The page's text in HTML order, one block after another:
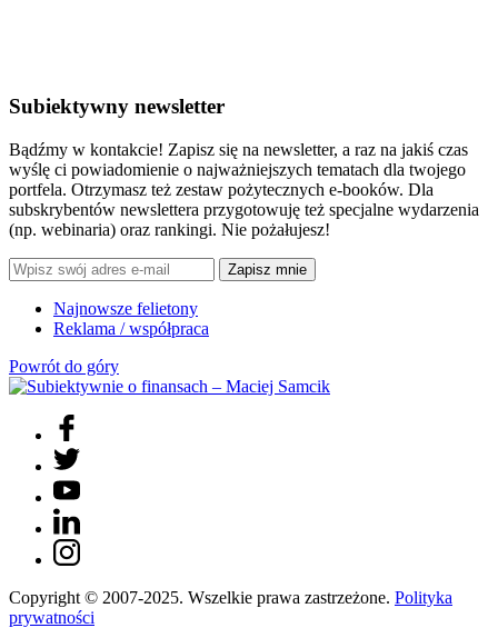
Subiektywny newsletter
Bądźmy w kontakcie! Zapisz się na newsletter, a raz na jakiś czas
wyślę ci powiadomienie o najważniejszych tematach dla twojego
portfela. Otrzymasz też zestaw pożytecznych e-booków. Dla
subskrybentów newslettera przygotowuję też specjalne wydarzenia
(np. webinaria) oraz rankingi. Nie pożałujesz!
Zapisz mnie
Najnowsze felietony
Reklama / współpraca
Powrót do góry
Copyright © 2007-2025. Wszelkie prawa zastrzeżone. Polityka
prywatności